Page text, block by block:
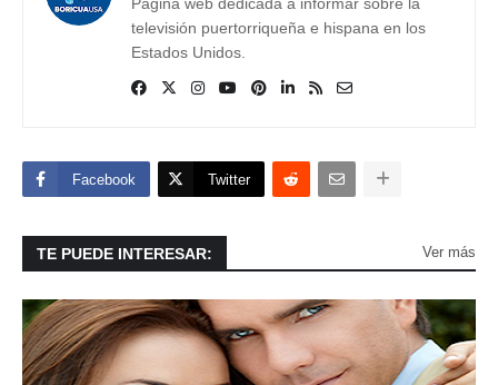
televisión puertorriqueña e hispana en los
Estados Unidos.
Facebook Twitter
TE PUEDE INTERESAR: Ver más